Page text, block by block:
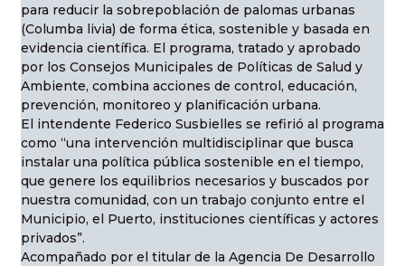
para reducir la sobrepoblación de palomas urbanas
(Columba livia) de forma ética, sostenible y basada en
evidencia científica. El programa, tratado y aprobado
por los Consejos Municipales de Políticas de Salud y
Ambiente, combina acciones de control, educación,
prevención, monitoreo y planificación urbana.
El intendente Federico Susbielles se refirió al programa
como “una intervención multidisciplinar que busca
instalar una política pública sostenible en el tiempo,
que genere los equilibrios necesarios y buscados por
nuestra comunidad, con un trabajo conjunto entre el
Municipio, el Puerto, instituciones científicas y actores
privados”.
Acompañado por el titular de la Agencia De Desarrollo